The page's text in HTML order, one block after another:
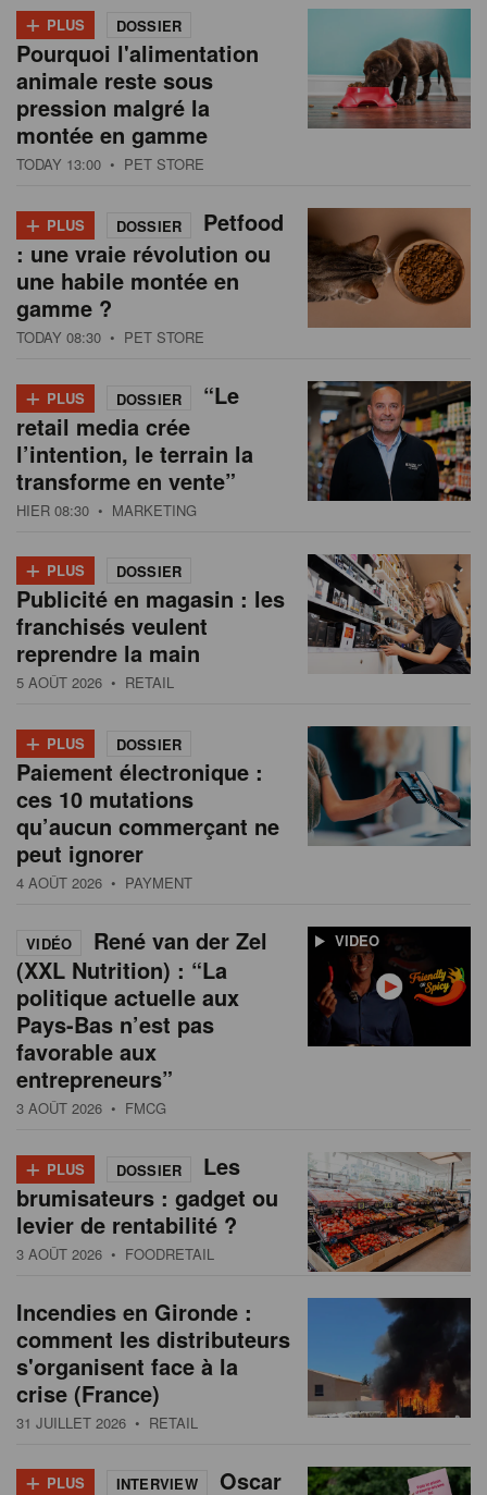
+ PLUS DOSSIER
Pourquoi l'alimentation
animale reste sous
pression malgré la
montée en gamme
TODAY 13:00 • PET STORE
+ PLUS DOSSIER
Petfood
: une vraie révolution ou
une habile montée en
gamme ?
TODAY 08:30 • PET STORE
+ PLUS DOSSIER
“Le
retail media crée
l’intention, le terrain la
transforme en vente”
HIER 08:30 • MARKETING
+ PLUS DOSSIER
Publicité en magasin : les
franchisés veulent
reprendre la main
5 AOÛT 2026 • RETAIL
+ PLUS DOSSIER
Paiement électronique :
ces 10 mutations
qu’aucun commerçant ne
peut ignorer
4 AOÛT 2026 • PAYMENT
VIDEO
VIDÉO
René van der Zel
(XXL Nutrition) : “La
politique actuelle aux
Pays-Bas n’est pas
favorable aux
entrepreneurs”
3 AOÛT 2026 • FMCG
+ PLUS DOSSIER
Les
brumisateurs : gadget ou
levier de rentabilité ?
3 AOÛT 2026 • FOODRETAIL
Incendies en Gironde :
comment les distributeurs
s'organisent face à la
crise (France)
31 JUILLET 2026 • RETAIL
+ PLUS INTERVIEW Oscar